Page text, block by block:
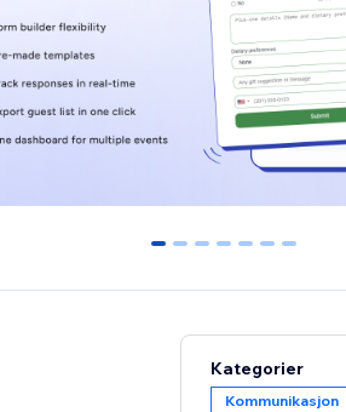
0 1 2 3 4 5 6
Kategorier
Kommunikasjon